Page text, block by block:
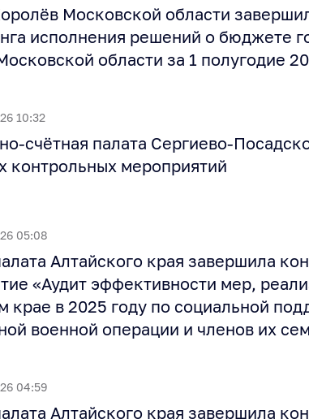
Московской области
исполнения решений о бюджете
области за 1 полугодие
10:32
палата
контрольных мероприятий
05:08
Алтайского края завершила
«Аудит эффективности мер,
крае в 2025 году по социальной
военной операции и членов их
04:59
Алтайского края завершила